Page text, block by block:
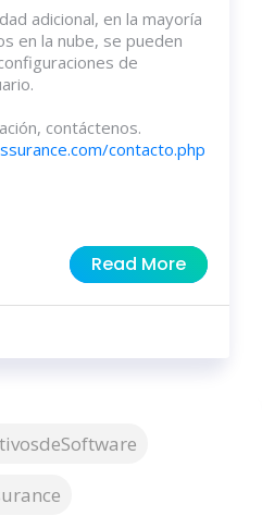
adicional, en la mayoría
​​en la nube, se pueden
de
contáctenos.
contacto.php
Read More